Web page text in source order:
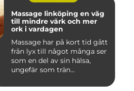
Massage linköping en väg
till mindre värk och mer
ork i vardagen
Massage har på kort tid gått
från lyx till något många ser
som en del av sin hälsa,
ungefär som trän...